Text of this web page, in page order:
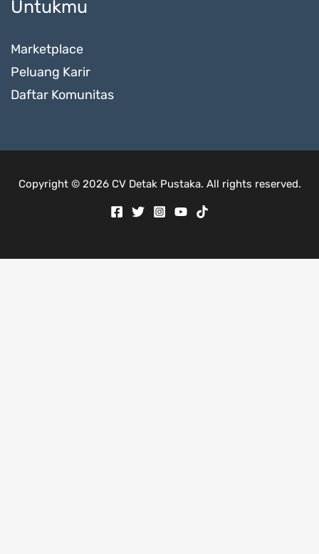
Untukmu
Marketplace
Peluang Karir
Daftar Komunitas
Copyright © 2026 CV Detak Pustaka. All rights reserved.